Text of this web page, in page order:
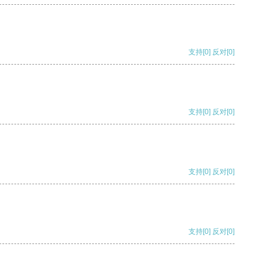
支持[0] 反对[0]
支持[0] 反对[0]
支持[0] 反对[0]
支持[0] 反对[0]